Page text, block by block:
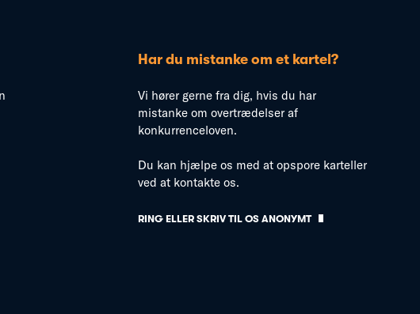
Har du mistanke om et kartel?
Vi hører gerne fra dig, hvis du har
mistanke om overtrædelser af
konkurrenceloven.
Du kan hjælpe os med at opspore karteller
ved at kontakte os.
RING ELLER SKRIV TIL OS ANONYMT